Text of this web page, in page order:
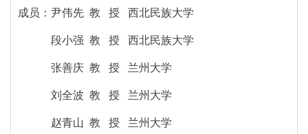
成员：尹伟先 教 授 西北民族大学
段小强 教 授 西北民族大学
张善庆 教 授 兰州大学
刘全波 教 授 兰州大学
赵青山 教 授 兰州大学